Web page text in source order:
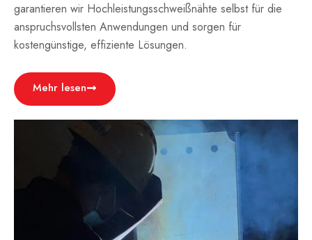
garantieren wir Hochleistungsschweißnähte selbst für die
anspruchsvollsten Anwendungen und sorgen für
kostengünstige, effiziente Lösungen.
Mehr lesen